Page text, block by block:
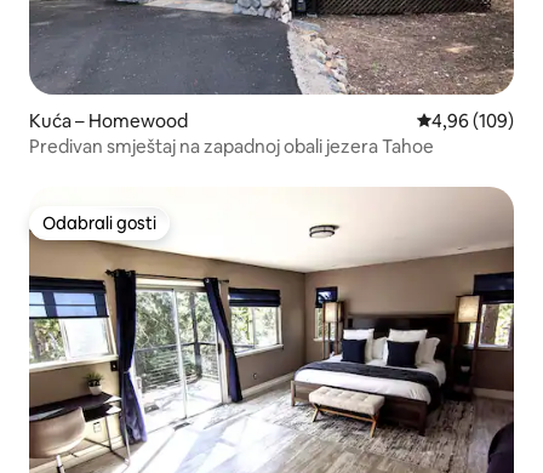
Kuća – Homewood Prosječna
4,96 (109)
Predivan smještaj na zapadnoj obali jezera Tahoe
Odabrali gosti
Odabrali gosti